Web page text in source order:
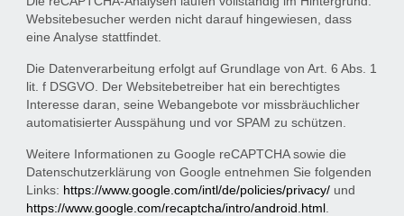
Websitebesucher werden nicht darauf hingewiesen, dass
eine Analyse stattfindet.
Die Datenverarbeitung erfolgt auf Grundlage von Art. 6 Abs. 1
lit. f DSGVO. Der Websitebetreiber hat ein berechtigtes
Interesse daran, seine Webangebote vor missbräuchlicher
automatisierter Ausspähung und vor SPAM zu schützen.
Weitere Informationen zu Google reCAPTCHA sowie die
Datenschutzerklärung von Google entnehmen Sie folgenden
Links: https://www.google.com/intl/de/policies/privacy/und
https://www.google.com/recaptcha/intro/android.html